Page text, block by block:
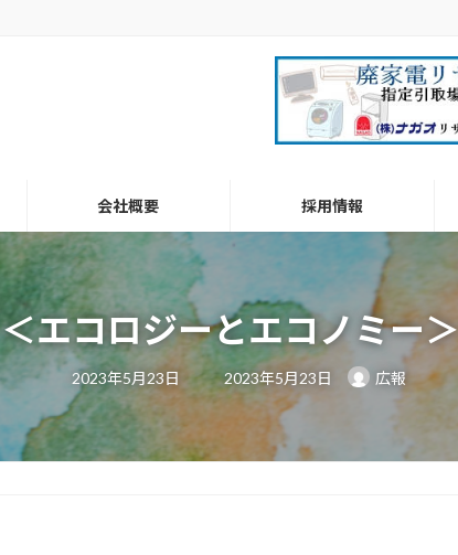
会社概要 採用情報
＜エコロジーとエコノミー＞
2023年5月23日
最
終
更
:
2023年5月23日 広報